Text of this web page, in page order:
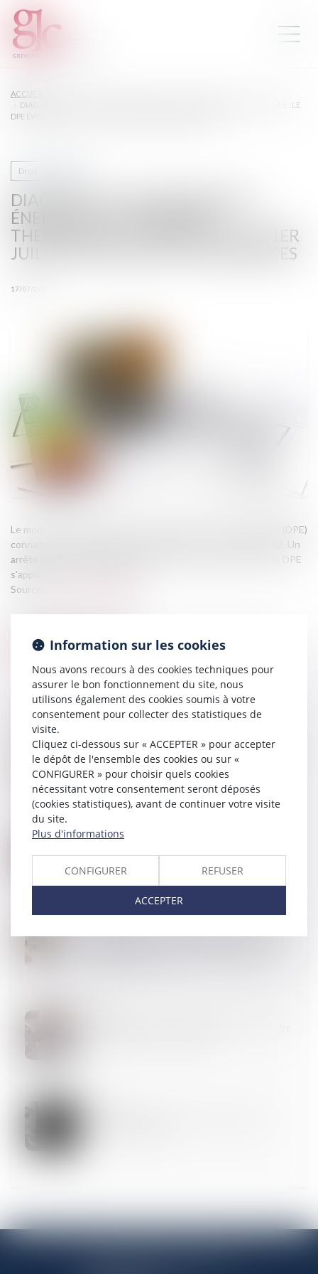
ACCUEIL
DIAGNOSTIC DE PERFORMANCE ÉNERGÉTIQUE -PASSOIRES THERMIQUES : LE
DPE ÉVOLUE AU 1ER JUILLET POUR LES PETITES SURFACES
DIAGNOSTIC DE PERFORMANCE
ÉNERGÉTIQUE -PASSOIRES
THERMIQUES : LE DPE ÉVOLUE AU 1ER
JUILLET POUR LES PETITES SURFACES
17/07/2024
Droit immobilier
Source :
Le mode de calcul du diagnostic de performance énergétique (DPE)
connaît des évolutions pour les logements de moins de 40 m2. Un
arrêté du 25 mars 2024 a modifié les seuils des étiquettes du DPE
s'appliquant à ces logements...
Location meublée touristique : des rebondissements
qui n’en finissent pas d’étonner !
24JUIL.
critères sont pris en compte ?
23JUIL.
Diagnostic de performance énergétique -Passoires
Information sur les cookies
Nous avons recours à des cookies techniques pour
assurer le bon fonctionnement du site, nous
utilisons également des cookies soumis à votre
consentement pour collecter des statistiques de
visite.
Cliquez ci-dessous sur « ACCEPTER » pour accepter
le dépôt de l'ensemble des cookies ou sur «
CONFIGURER » pour choisir quels cookies
nécessitant votre consentement seront déposés
(cookies statistiques), avant de continuer votre visite
du site.
Plus d'informations
CONFIGURER REFUSER
ACCEPTER